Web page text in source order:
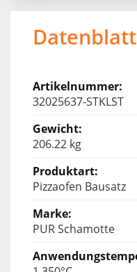
Datenblatt
32025637-STKLST
206.22 kg
Pizzaofen Bausatz
PUR Schamotte